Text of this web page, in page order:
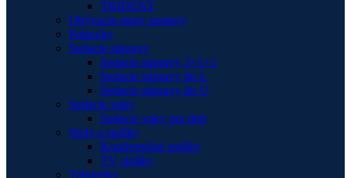
TRIDENT
Obývacie steny zostavy
Pohovky
Sedacie súpravy
Sedacie súpravy 3+1+1
Sedacie súpravy do L
Sedacie súpravy do U
Sedacie vaky
Sedacie vaky pre deti
Stoly a stolíky
Konferenčné stolíky
TV stolíky
Taburetky